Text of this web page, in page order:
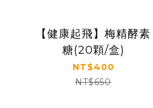
【健康起飛】梅精酵素
糖(20顆/盒)
NT$400
NT$650